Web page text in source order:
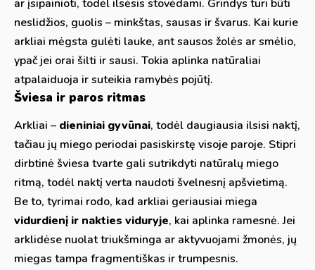
ar įsipainioti, todėl ilsėsis stovėdami. Grindys turi būti
neslidžios, guolis – minkštas, sausas ir švarus. Kai kurie
arkliai mėgsta gulėti lauke, ant sausos žolės ar smėlio,
ypač jei orai šilti ir sausi. Tokia aplinka natūraliai
atpalaiduoja ir suteikia ramybės pojūtį.
Šviesa ir paros ritmas
Arkliai – dieniniai gyvūnai, todėl daugiausia ilsisi naktį,
tačiau jų miego periodai pasiskirstę visoje paroje. Stipri
dirbtinė šviesa tvarte gali sutrikdyti natūralų miego
ritmą, todėl naktį verta naudoti švelnesnį apšvietimą.
Be to, tyrimai rodo, kad arkliai geriausiai miega
vidurdienį ir nakties viduryje, kai aplinka ramesnė. Jei
arklidėse nuolat triukšminga ar aktyvuojami žmonės, jų
miegas tampa fragmentiškas ir trumpesnis.